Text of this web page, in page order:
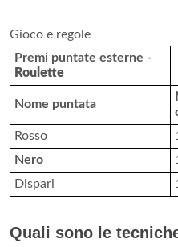
Gioco e regole
Premi puntate esterne -
Roulette
Nome puntata
Rosso
Nero
Dispari
Quali sono le